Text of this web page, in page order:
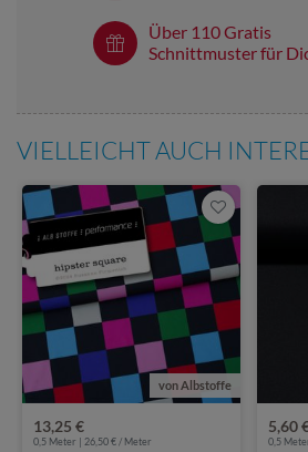
Über 110 Gratis
Schnittmuster für
VIELLEICHT AUCH
von Albstoffe
13,25 €
0,5 Meter | 26,50 € / Meter
5,60
0,5